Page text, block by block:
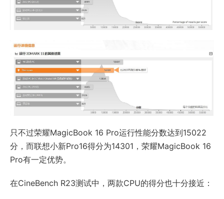
只不过荣耀MagicBook 16 Pro运行性能分数达到15022
分，而联想小新Pro16得分为14301，荣耀MagicBook 16
Pro有一定优势。
在CineBench R23测试中，两款CPU的得分也十分接近：